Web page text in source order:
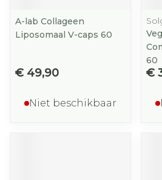
A-lab Collageen
Liposomaal V-caps 60
€ 49,90
Niet beschikbaar
60
€